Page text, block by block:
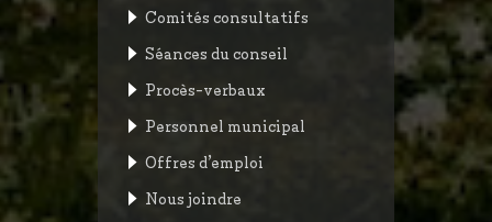
Comités consultatifs
Séances du conseil
Procès-verbaux
Personnel municipal
Offres d’emploi
Nous joindre